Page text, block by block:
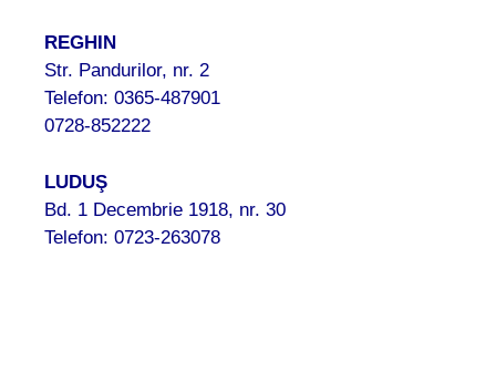
REGHIN
Str. Pandurilor, nr. 2
Telefon: 0365-487901
0728-852222
LUDUŞ
Bd. 1 Decembrie 1918, nr. 30
Telefon: 0723-263078